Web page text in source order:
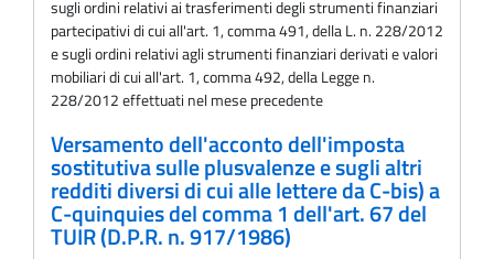
sugli ordini relativi ai trasferimenti degli strumenti finanziari
partecipativi di cui all'art. 1, comma 491, della L. n. 228/2012
e sugli ordini relativi agli strumenti finanziari derivati e valori
mobiliari di cui all'art. 1, comma 492, della Legge n.
228/2012 effettuati nel mese precedente
Versamento dell'acconto dell'imposta
sostitutiva sulle plusvalenze e sugli altri
redditi diversi di cui alle lettere da C-bis) a
C-quinquies del comma 1 dell'art. 67 del
TUIR (D.P.R. n. 917/1986)